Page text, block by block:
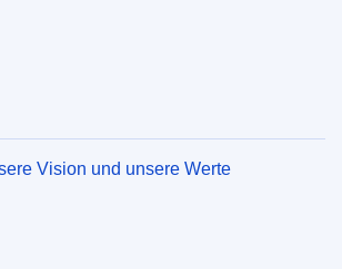
Vision und unsere Werte